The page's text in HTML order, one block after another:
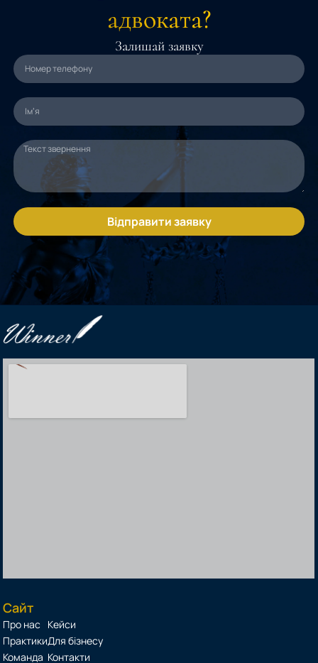
адвоката?
Залишай заявку
Відправити заявку
Сайт
Про нас
Практики
Команда
Кейси
Для бізнесу
Контакти